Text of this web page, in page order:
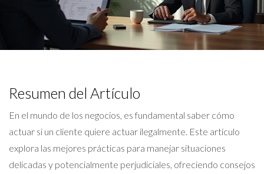
Resumen del Artículo
En el mundo de los negocios, es fundamental saber cómo
actuar si un cliente quiere actuar ilegalmente. Este artículo
explora las mejores prácticas para manejar situaciones
delicadas y potencialmente perjudiciales, ofreciendo consejos